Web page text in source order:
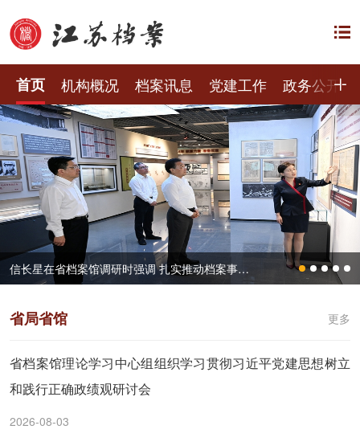
首页 机构概况 档案讯息 党建工作 政务公开
信长星在省档案馆调研时强调 扎实推动档案事业高质量发展 更好服务中国式现代化江苏新实践
省局省馆 更多
省档案馆理论学习中心组组织学习贯彻习近平党建思想树立
和践行正确政绩观研讨会
2026-08-03